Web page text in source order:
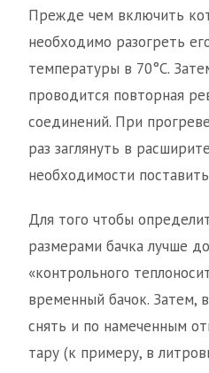
Прежде чем включить
необходимо разогреть
температуры в 70°С.
проводится повторная
соединений. При
раз заглянуть в
необходимости
Для того чтобы
размерами бачка лучше
«контрольного
временный бачок. Затем,
снять и по намеченным
тару (к примеру, в